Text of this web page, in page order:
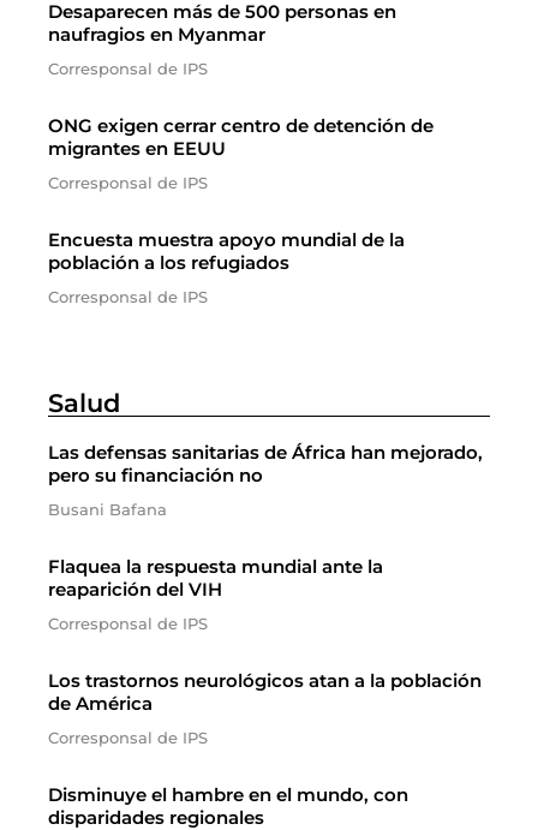
Desaparecen más de 500 personas en
naufragios en Myanmar
Corresponsal de IPS
ONG exigen cerrar centro de detención de
migrantes en EEUU
Corresponsal de IPS
Encuesta muestra apoyo mundial de la
población a los refugiados
Corresponsal de IPS
Salud
Las defensas sanitarias de África han mejorado,
pero su financiación no
Busani Bafana
Flaquea la respuesta mundial ante la
reaparición del VIH
Corresponsal de IPS
Los trastornos neurológicos atan a la población
de América
Corresponsal de IPS
Disminuye el hambre en el mundo, con
disparidades regionales